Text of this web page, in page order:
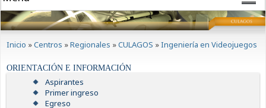
Inicio »Centros »Regionales »CULAGOS »Ingeniería en Videojuegos
ORIENTACIÓN E INFORMACIÓN
Aspirantes
Primer ingreso
Egreso